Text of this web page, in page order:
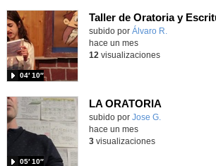
Contenido educativo.
subido por Álvaro R.
04′ 10″
hace un mes
12 visualizaciones
LA ORATORIA
Contenido educativo.
subido por Jose G.
05′ 10″
hace un mes
3visualizaciones